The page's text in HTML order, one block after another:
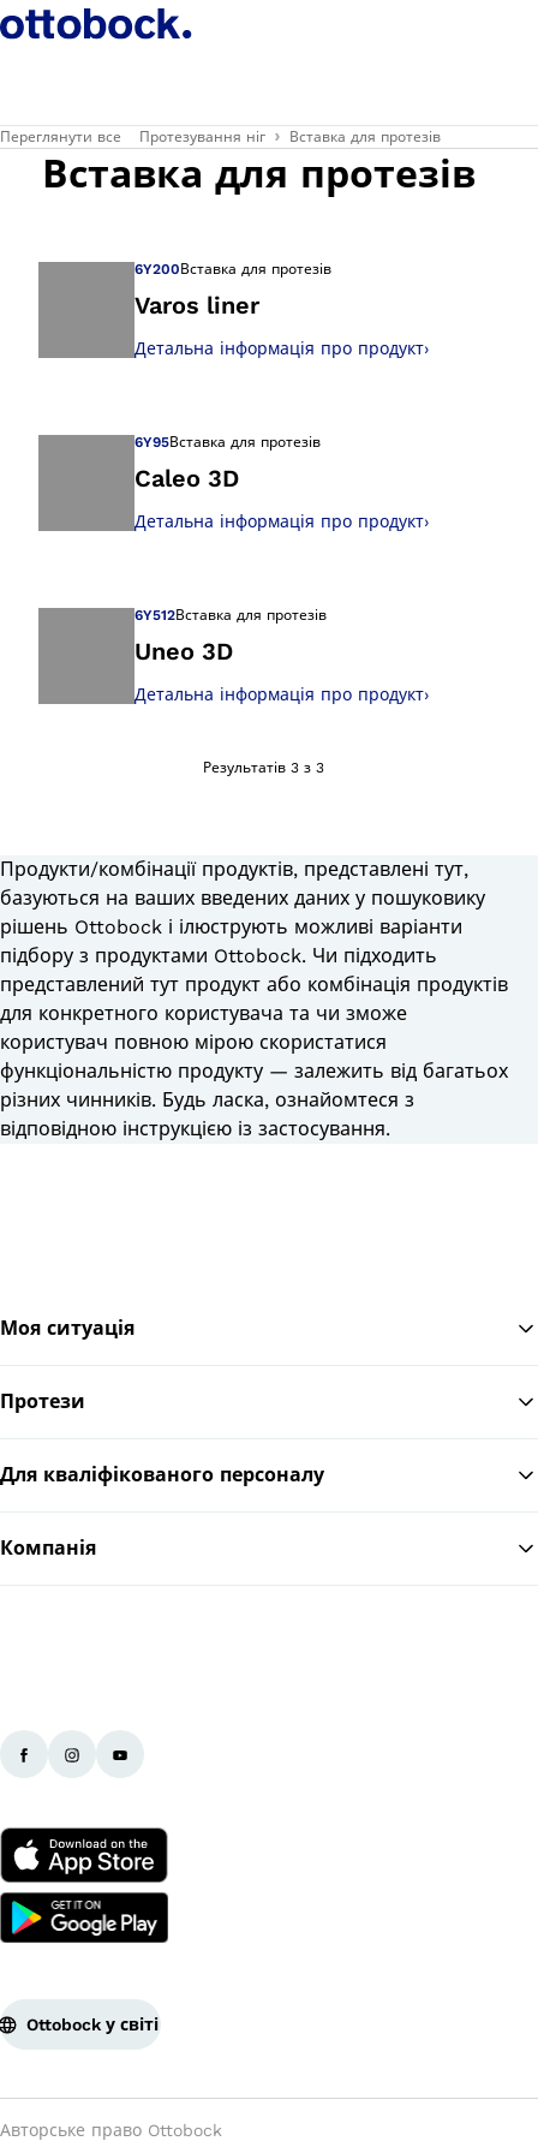
Переглянути все Протезування ніг Вставка для протезів
Вставка для протезів
6Y200 Вставка для протезів
Varos liner
Детальна інформація про продукт›
6Y95Вставка для протезів
Caleo 3D
Детальна інформація про продукт›
6Y512Вставка для протезів
Uneo 3D
Детальна інформація про продукт›
Результатів 3 з 3
Продукти/комбінації продуктів, представлені тут,
базуються на ваших введених даних у пошуковику
рішень Ottobock і ілюструють можливі варіанти
підбору з продуктами Ottobock. Чи підходить
представлений тут продукт або комбінація продуктів
для конкретного користувача та чи зможе
користувач повною мірою скористатися
функціональністю продукту — залежить від багатьох
різних чинників. Будь ласка, ознайомтеся з
відповідною інструкцією із застосування.
Моя ситуація
Протези
Для кваліфікованого персоналу
Компанія
Ottobock у світі
Авторське право Ottobock